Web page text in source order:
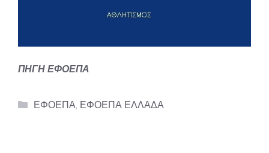
ΠΗΓΗ ΕΦΟΕΠΑ
Categories
ΕΦΟΕΠΑ ΕΦΟΕΠΑ ΕΛΛΑΔΑ